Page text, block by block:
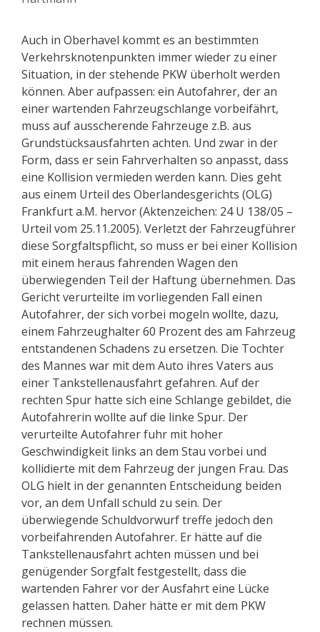
Auch in Oberhavel kommt es an bestimmten
Verkehrsknotenpunkten immer wieder zu einer
Situation, in der stehende PKW überholt werden
können. Aber aufpassen: ein Autofahrer, der an
einer wartenden Fahrzeugschlange vorbeifährt,
muss auf ausscherende Fahrzeuge z.B. aus
Grundstücksausfahrten achten. Und zwar in der
Form, dass er sein Fahrverhalten so anpasst, dass
eine Kollision vermieden werden kann. Dies geht
aus einem Urteil des Oberlandesgerichts (OLG)
Frankfurt a.M. hervor (Aktenzeichen: 24 U 138/05 –
Urteil vom 25.11.2005). Verletzt der Fahrzeugführer
diese Sorgfaltspflicht, so muss er bei einer Kollision
mit einem heraus fahrenden Wagen den
überwiegenden Teil der Haftung übernehmen. Das
Gericht verurteilte im vorliegenden Fall einen
Autofahrer, der sich vorbei mogeln wollte, dazu,
einem Fahrzeughalter 60 Prozent des am Fahrzeug
entstandenen Schadens zu ersetzen. Die Tochter
des Mannes war mit dem Auto ihres Vaters aus
einer Tankstellenausfahrt gefahren. Auf der
rechten Spur hatte sich eine Schlange gebildet, die
Autofahrerin wollte auf die linke Spur. Der
verurteilte Autofahrer fuhr mit hoher
Geschwindigkeit links an dem Stau vorbei und
kollidierte mit dem Fahrzeug der jungen Frau. Das
OLG hielt in der genannten Entscheidung beiden
vor, an dem Unfall schuld zu sein. Der
überwiegende Schuldvorwurf treffe jedoch den
vorbeifahrenden Autofahrer. Er hätte auf die
Tankstellenausfahrt achten müssen und bei
genügender Sorgfalt festgestellt, dass die
wartenden Fahrer vor der Ausfahrt eine Lücke
gelassen hatten. Daher hätte er mit dem PKW
rechnen müssen.